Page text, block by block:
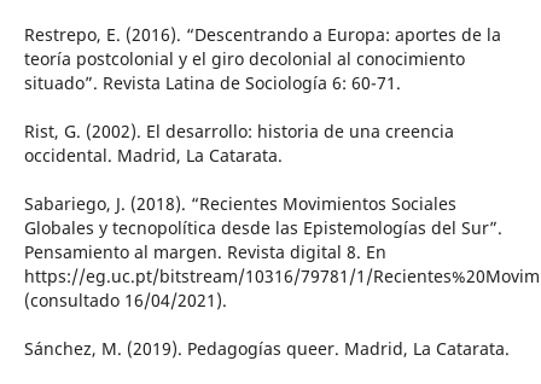
Restrepo, E. (2016). “Descentrando a Europa: aportes de la
teoría postcolonial y el giro decolonial al conocimiento
situado”. Revista Latina de Sociología 6: 60-71.
Rist, G. (2002). El desarrollo: historia de una creencia
occidental. Madrid, La Catarata.
Sabariego, J. (2018). “Recientes Movimientos Sociales
Globales y tecnopolítica desde las Epistemologías del Sur”.
Pensamiento al margen. Revista digital 8. En
https://eg.uc.pt/bitstream/10316/79781/1/
(consultado 16/04/2021).
Sánchez, M. (2019). Pedagogías queer. Madrid, La Catarata.